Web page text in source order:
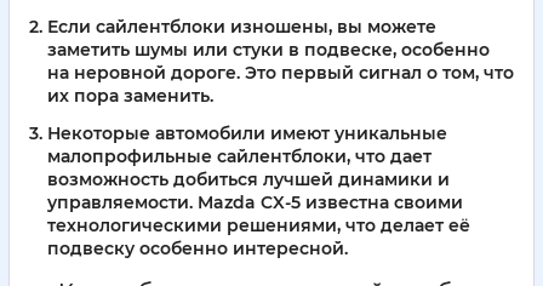
Если сайлентблоки изношены, вы можете
заметить шумы или стуки в подвеске, особенно
на неровной дороге. Это первый сигнал о том, что
их пора заменить.
Некоторые автомобили имеют уникальные
малопрофильные сайлентблоки, что дает
возможность добиться лучшей динамики и
управляемости. Mazda CX-5 известна своими
технологическими решениями, что делает её
подвеску особенно интересной.